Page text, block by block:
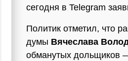
сегодня в Telegram
Политик отметил, что
думы Вячеслава
обманутых дольщиков